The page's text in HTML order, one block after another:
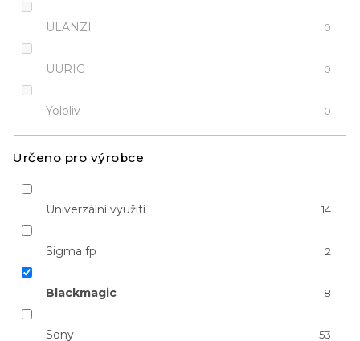
ULANZI 0
UURIG 0
Yololiv 0
Určeno pro výrobce
Univerzální využití 14
Sigma fp 2
Blackmagic 8
Sony 53